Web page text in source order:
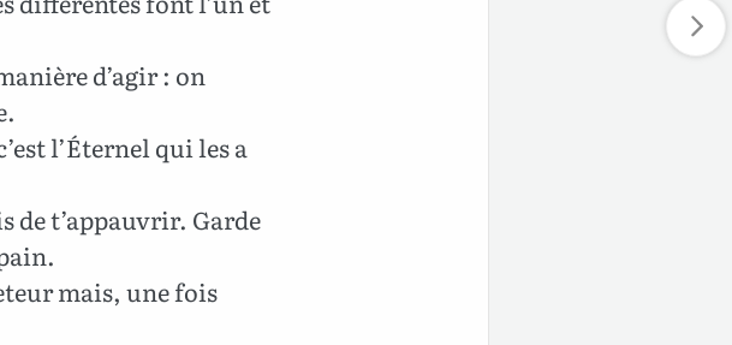
d’agir : on
l’Éternel qui les a
de t’appauvrir. Garde
mais, une fois